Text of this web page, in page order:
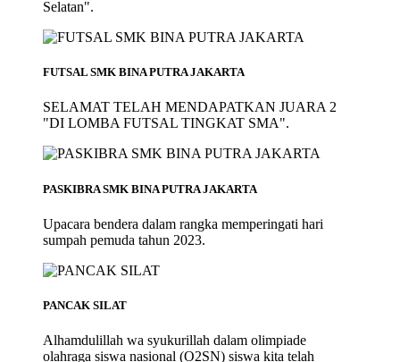
Selatan".
FUTSAL SMK BINA PUTRA JAKARTA
SELAMAT TELAH MENDAPATKAN JUARA 2
"DI LOMBA FUTSAL TINGKAT SMA".
PASKIBRA SMK BINA PUTRA JAKARTA
Upacara bendera dalam rangka memperingati hari
sumpah pemuda tahun 2023.
PANCAK SILAT
Alhamdulillah wa syukurillah dalam olimpiade
olahraga siswa nasional (O2SN) siswa kita telah